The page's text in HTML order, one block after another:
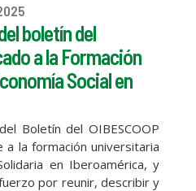
boletín del
a la Formación
Social en
Boletín del OIBESCOOP
la formación universitaria
en Iberoamérica, y
por reunir, describir y